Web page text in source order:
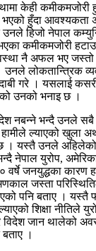
केही कमीकमजोरी
हुँदा आवश्यकता
हिजो नेपाल
कमीकमजोरी
नै अफल भए जस्तो
लोकतान्त्रिक
गरे । यसलाई
उनको भनाइ छ ।
नबन्ने भन्दै उनले सबै
ल्याएको खुला
। यस्तै उनले अहिलेको
नेपाल युरोप,
जनयुद्धका कारण
जस्ता
पनि बताए ।
शिक्षा नीतिले
विदेश जान थालेको
।